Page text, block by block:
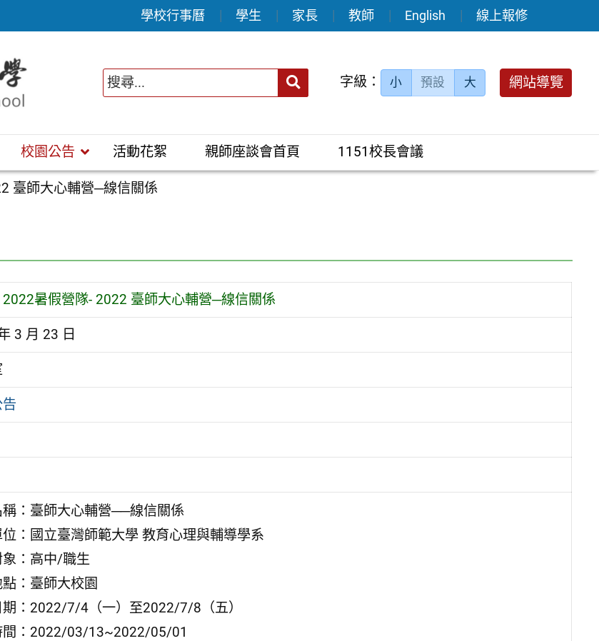
學校行事曆 學生 家長 教師 English 線上報修
送出 字級： 小 預設 大 網站導覽
校園公告 活動花絮 親師座談會首頁 1151校長會議
臺師大心輔營─線信關係
暑假營隊- 2022 臺師大心輔營─線信關係
3 月 23 日
稱：臺師大心輔營──線信關係
：國立臺灣師範大學 教育心理與輔導學系
：高中/職生
：臺師大校園
期：2022/7/4（一）至2022/7/8（五）
間：2022/03/13~2022/05/01